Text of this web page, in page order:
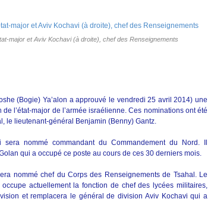
major et Aviv Kochavi (à droite), chef des Renseignements
(Bogie) Ya’alon a approuvé le vendredi 25 avril 2014) une
l’état-major de l’armée israélienne. Ces nominations ont été
le lieutenant-général Benjamin (Benny) Gantz.
nommé commandant du Commandement du Nord. Il
qui a occupé ce poste au cours de ces 30 derniers mois.
nommé chef du Corps des Renseignements de Tsahal. Le
actuellement la fonction de chef des lycées militaires,
et remplacera le général de division Aviv Kochavi qui a